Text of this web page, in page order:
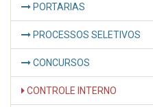
PORTARIAS
PROCESSOS SELETIVOS
CONCURSOS
CONTROLE INTERNO